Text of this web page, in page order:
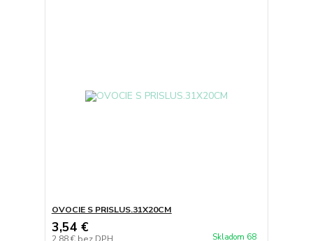
OVOCIE S PRISLUS.31X20CM
3,54 €
2,88 € bez DPH Skladom 68